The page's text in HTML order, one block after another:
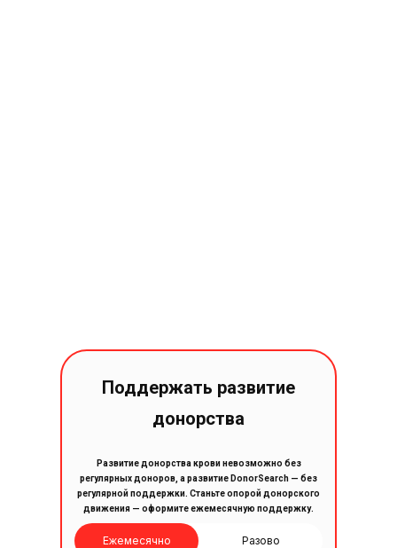
Поддержать развитие
донорства
Развитие донорства крови невозможно без
регулярных доноров, а развитие DonorSearch — без
регулярной поддержки. Станьте опорой донорского
движения — оформите ежемесячную поддержку.
Ежемесячно Разово